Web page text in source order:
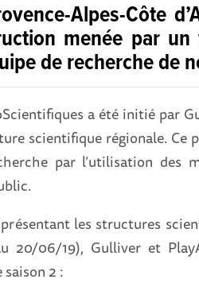
Alpes-Côte
menée par
de recherche de
a été initié par
scientifique régionale. Ce
par l’utilisation des
les structures
20/06/19), Gulliver et
saison 2 :